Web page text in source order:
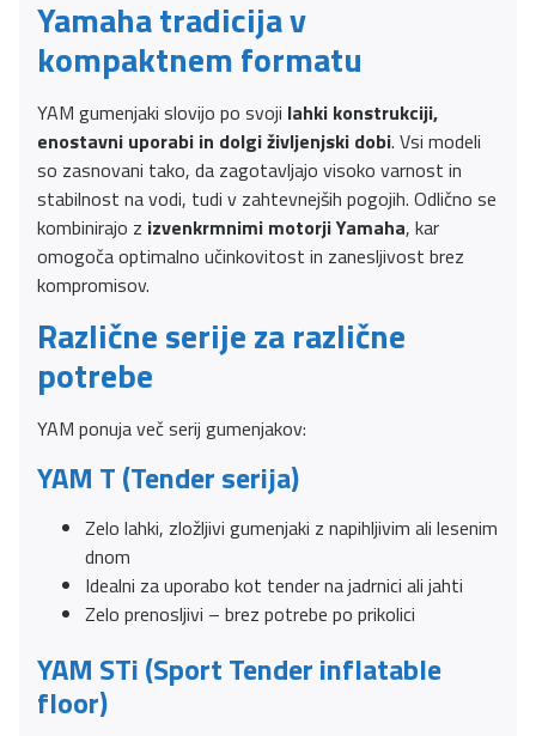
Yamaha tradicija v
kompaktnem formatu
YAM gumenjaki slovijo po svoji lahki konstrukciji,
enostavni uporabi in dolgi življenjski dobi. Vsi modeli
so zasnovani tako, da zagotavljajo visoko varnost in
stabilnost na vodi, tudi v zahtevnejših pogojih. Odlično se
kombinirajo z izvenkrmnimi motorji Yamaha, kar
omogoča optimalno učinkovitost in zanesljivost brez
kompromisov.
Različne serije za različne
potrebe
YAM ponuja več serij gumenjakov:
YAM T (Tender serija)
Zelo lahki, zložljivi gumenjaki z napihljivim ali lesenim
dnom
Idealni za uporabo kot tender na jadrnici ali jahti
Zelo prenosljivi – brez potrebe po prikolici
YAM STi (Sport Tender inflatable
floor)